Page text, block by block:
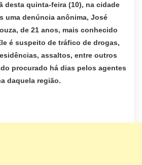
desta quinta-feira (10), na cidade
uma denúncia anônima, José
de 21 anos, mais conhecido
é suspeito de tráfico de drogas,
assaltos, entre outros
procurado há dias pelos agentes
daquela região.